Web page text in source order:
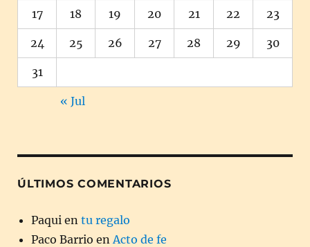
17 18 19 20 21 22 23
24 25 26 27 28 29 30
31
« Jul
ÚLTIMOS COMENTARIOS
Paqui en tu regalo
Paco Barrio en Acto de fe